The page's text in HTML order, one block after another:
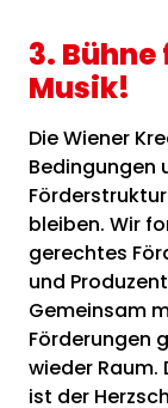
3.
Musik!
Die Wiener
Bedingungen
bleiben. Wir
gerechtes
und
Gemeinsam
Förderungen
wieder
ist der